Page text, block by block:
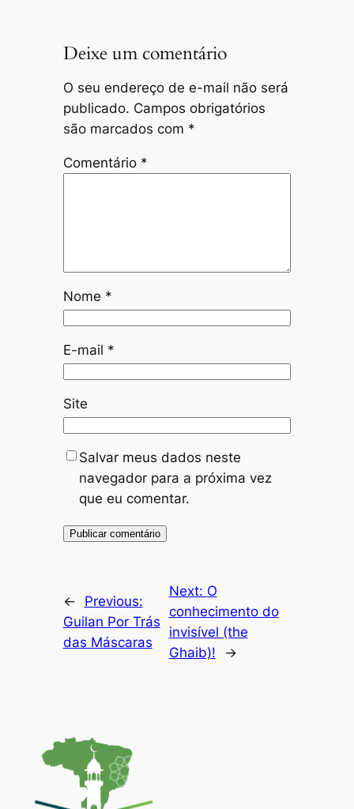
Deixe um comentário
O seu endereço de e-mail não será
publicado. Campos obrigatórios
são marcados com *
Comentário *
Nome *
E-mail *
Site
Salvar meus dados neste
navegador para a próxima vez
que eu comentar.
←
Previous:
Guilan Por Trás
das Máscaras
Next: O
conhecimento do
invisível (the
Ghaib)!
→